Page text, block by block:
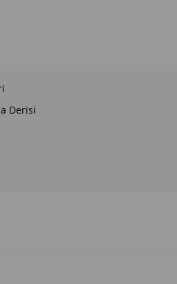
Derisi